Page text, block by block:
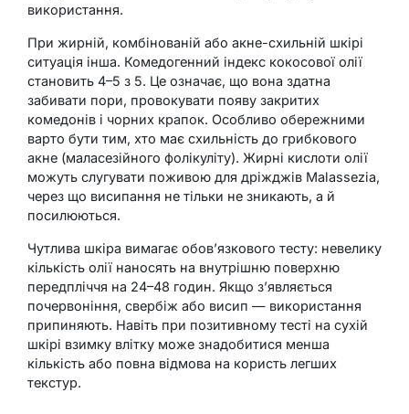
використання.
При жирній, комбінованій або акне-схильній шкірі
ситуація інша. Комедогенний індекс кокосової олії
становить 4–5 з 5. Це означає, що вона здатна
забивати пори, провокувати появу закритих
комедонів і чорних крапок. Особливо обережними
варто бути тим, хто має схильність до грибкового
акне (маласезійного фолікуліту). Жирні кислоти олії
можуть слугувати поживою для дріжджів Malassezia,
через що висипання не тільки не зникають, а й
посилюються.
Чутлива шкіра вимагає обов’язкового тесту: невелику
кількість олії наносять на внутрішню поверхню
передпліччя на 24–48 годин. Якщо з’являється
почервоніння, свербіж або висип — використання
припиняють. Навіть при позитивному тесті на сухій
шкірі взимку влітку може знадобитися менша
кількість або повна відмова на користь легших
текстур.